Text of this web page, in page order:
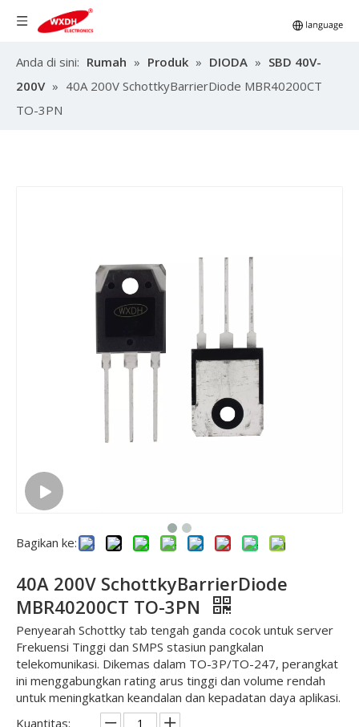
Anda di sini: Rumah » Produk » DIODA » SBD 40V-
200V » 40A 200V SchottkyBarrierDiode MBR40200CT
TO-3PN
Bagikan ke:
40A 200V SchottkyBarrierDiode
MBR40200CT TO-3PN
Penyearah Schottky tab tengah ganda cocok untuk server
Frekuensi Tinggi dan SMPS stasiun pangkalan
telekomunikasi. Dikemas dalam TO-3P/TO-247, perangkat
ini menggabungkan rating arus tinggi dan volume rendah
untuk meningkatkan keandalan dan kepadatan daya aplikasi.
Kuantitas: